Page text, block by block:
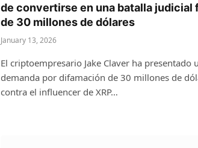
de convertirse en una batalla judicial
de 30 millones de dólares
January 13, 2026
El criptoempresario Jake Claver ha presentado
demanda por difamación de 30 millones de
contra el influencer de XRP…